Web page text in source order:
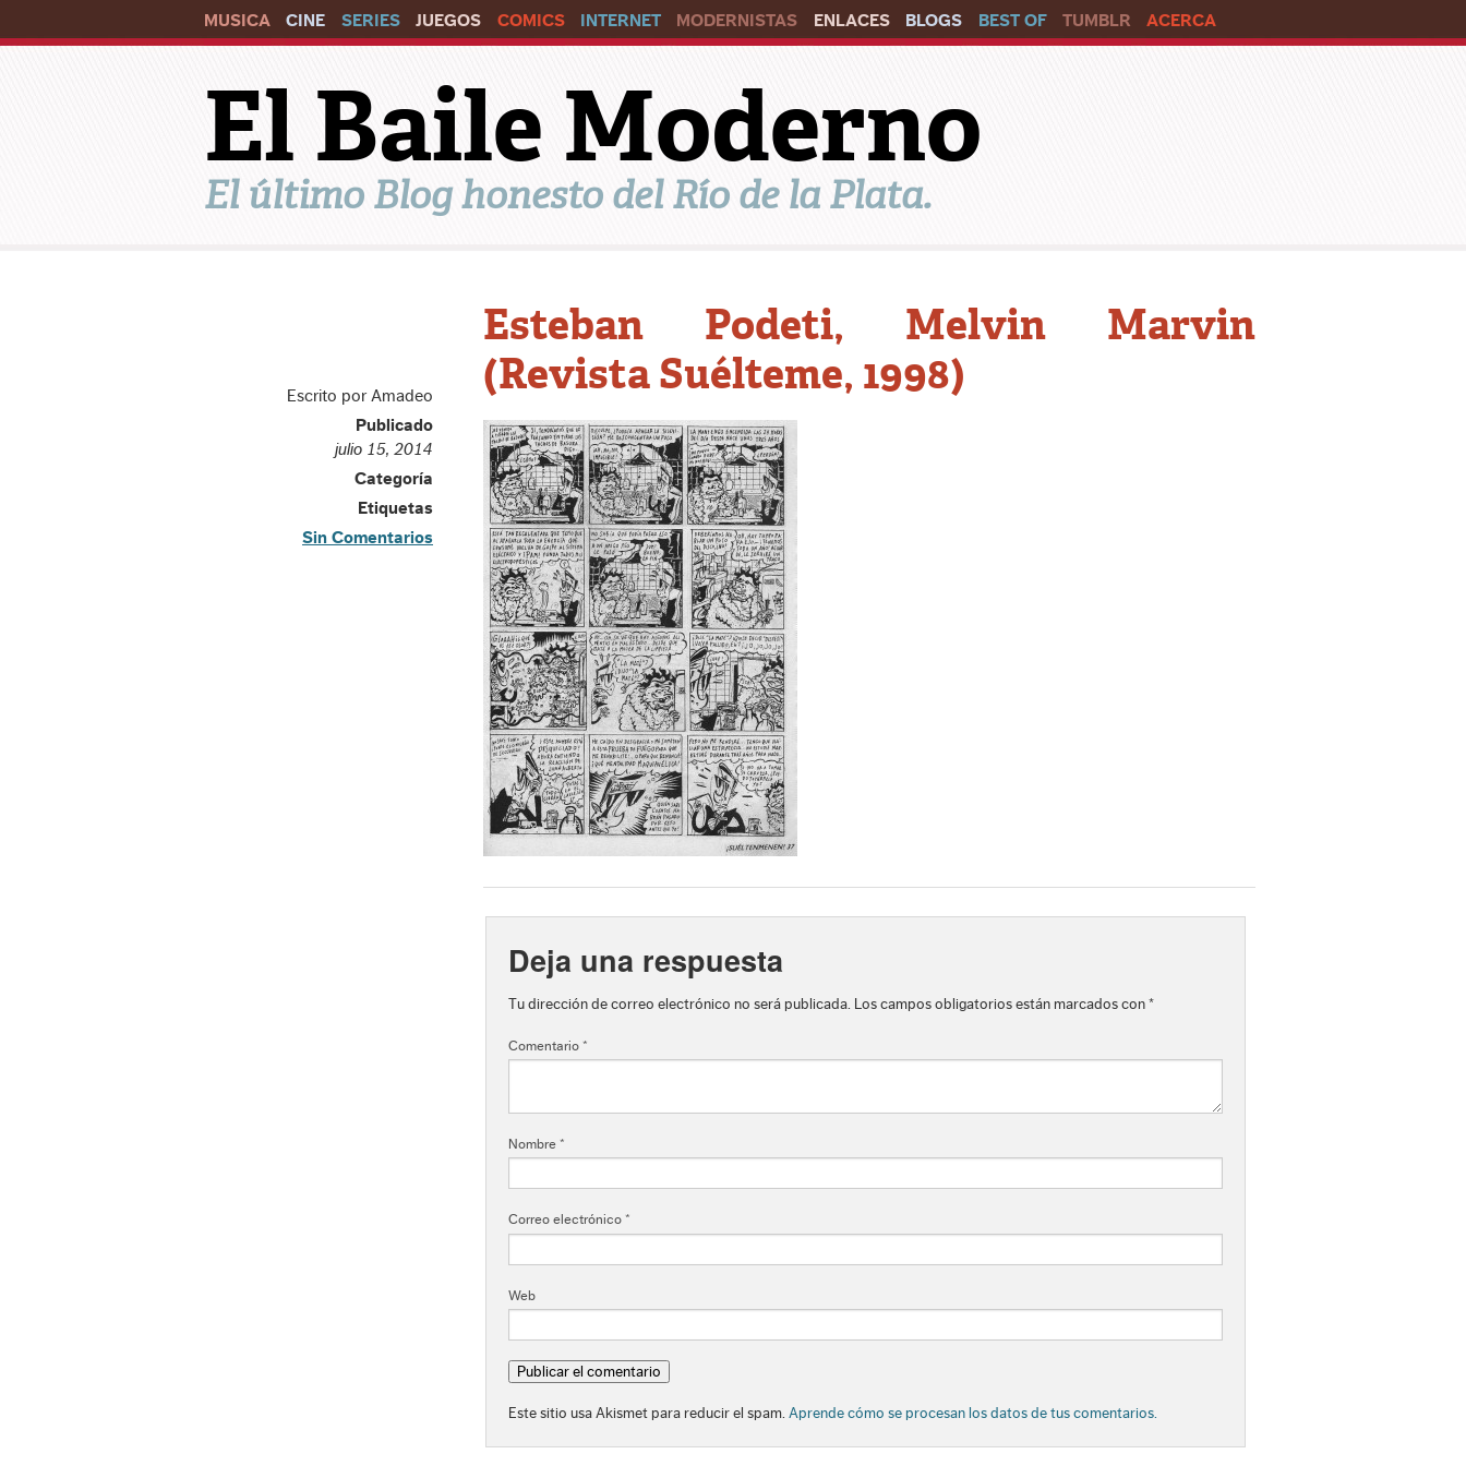
MUSICA CINE SERIES JUEGOS COMICS INTERNET MODERNISTAS ENLACES BLOGS BEST OF TUMBLR ACERCA
El Baile Moderno
El último Blog honesto del Río de la Plata.
Escrito por Amadeo
Publicado
julio 15, 2014
Categoría
Etiquetas
Sin Comentarios
Esteban Podeti, Melvin Marvin
(Revista Suélteme, 1998)
Deja una respuesta
Tu dirección de correo electrónico no será publicada. Los campos obligatorios están marcados con *
Comentario *
Nombre *
Correo electrónico *
Web
Este sitio usa Akismet para reducir el spam. Aprende cómo se procesan los datos de tus comentarios.